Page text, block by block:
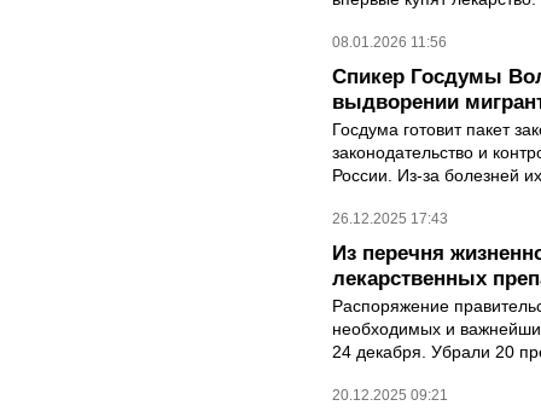
08.01.2026 11:56
Спикер Госдумы
выдворении
Госдума готовит пакет
законодательство и
России. Из-за болезней
26.12.2025 17:43
Из перечня
лекарственных
Распоряжение
необходимых и
24 декабря. Убрали 20
20.12.2025 09:21